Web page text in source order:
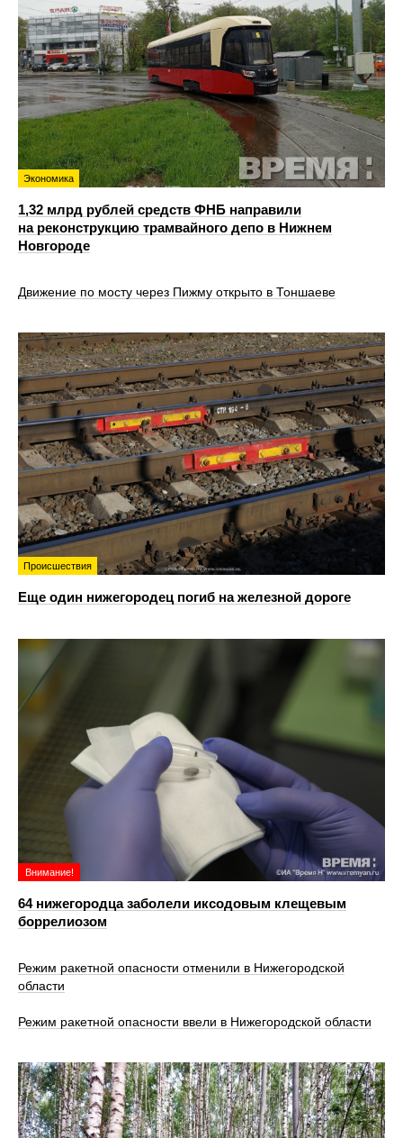
Экономика
1,32 млрд рублей средств ФНБ направили
на реконструкцию трамвайного депо в Нижнем
Новгороде
Движение по мосту через Пижму открыто в Тоншаеве
Происшествия
Еще один нижегородец погиб на железной дороге
Внимание!
64 нижегородца заболели иксодовым клещевым
боррелиозом
Режим ракетной опасности отменили в Нижегородской
области
Режим ракетной опасности ввели в Нижегородской области